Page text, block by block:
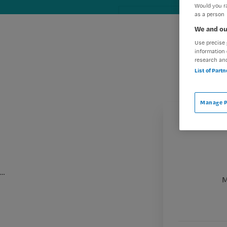
…
Would you
as a person
We and
Use
information
research
List of
Manage